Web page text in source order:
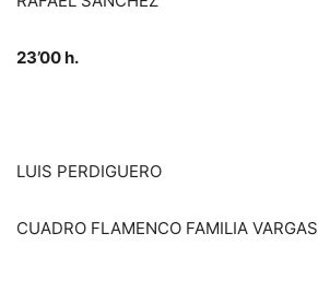
23’00 h.
LUIS PERDIGUERO
CUADRO FLAMENCO FAMILIA VARGAS